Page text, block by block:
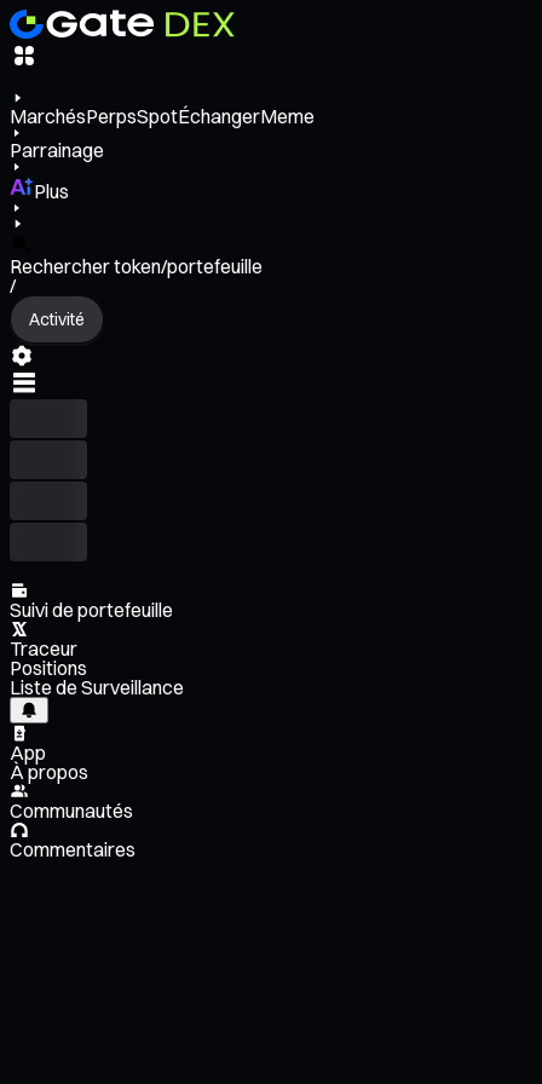
MarchésPerpsSpotÉchangerMeme
Parrainage
Plus
Rechercher token/portefeuille
/
Activité
Suivi de portefeuille
Traceur
Positions
Liste de Surveillance
App
À propos
Communautés
Commentaires